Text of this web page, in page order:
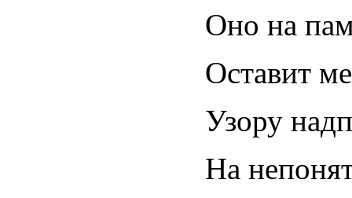
Оно на
Оставит
Узору
На